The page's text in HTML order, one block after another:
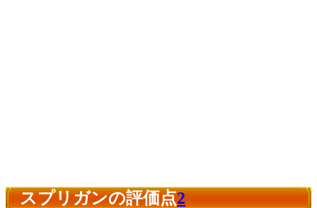
スプリガンの評価点2